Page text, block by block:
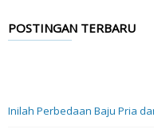
POSTINGAN TERBARU
Inilah Perbedaan Baju Pria